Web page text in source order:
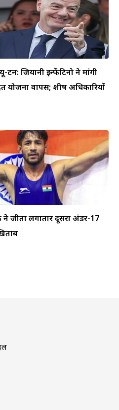
टर्न: जियानी इन्फेंटिनो ने मांगी
योजना वापस; शीर्ष अधिकारियों
जीता लगातार दूसरा अंडर-17